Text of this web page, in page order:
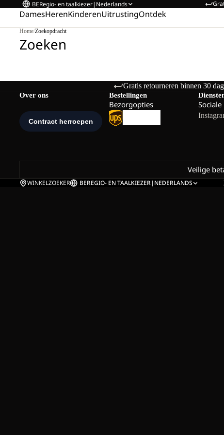
BERegio- en taalkiezer| Nederlands
DamesHerenKinderenUitrustingOntdek
Home/Zoekopdracht
Zoeken
Gratis retourneren binnen 30
Over ons Bestellingen
Bezorgopties
Veilige
WINKELZOEKER BEREGIO- EN TAALKIEZER| NEDERLANDS